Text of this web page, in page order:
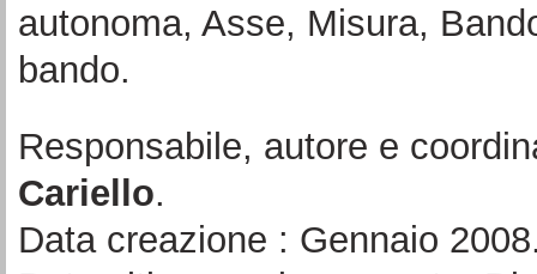
autonoma, Asse, Misura,
bando.
Responsabile, autore e
Cariello.
Data creazione : Gennaio